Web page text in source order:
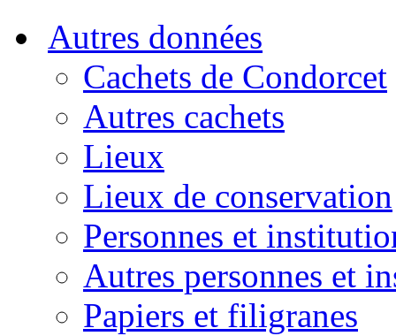
Autres données
Cachets de Condorcet
Autres cachets
Lieux
Lieux de conservation
Personnes et
Autres personnes et
Papiers et filigranes